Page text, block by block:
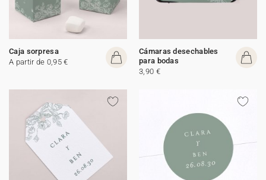
Caja sorpresa
A partir de 0,95 €
Cámaras desechables
para bodas
3,90 €